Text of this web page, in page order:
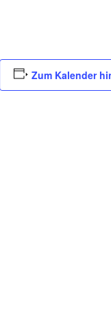
Zum Kalender